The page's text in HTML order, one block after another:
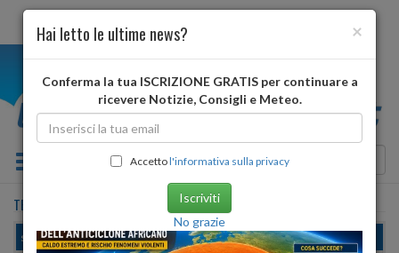
Toggle navigation
TERENTO domani
sabato, 08 agosto 2026
×
Hai letto le ultime news?
Conferma la tua ISCRIZIONE GRATIS per continuare a
ricevere Notizie, Consigli e Meteo.
Accettol'informativa sulla privacy
Iscriviti
No grazie